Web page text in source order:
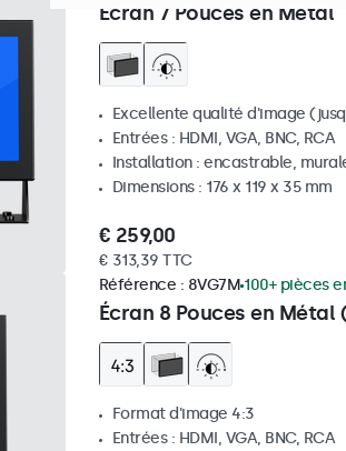
Écran 7 Pouces en Métal
Excellente qualité d'image
Entrées : HDMI, VGA, BNC, RCA
Installation : encastrable,
Dimensions : 176 x 119 x 35 mm
€ 259,00
€ 313,39 TTC
Écran 8 Pouces en Métal
Référence : 8VG7M 100+ pièces
Format d'image 4:3
Entrées : HDMI, VGA, BNC, RCA